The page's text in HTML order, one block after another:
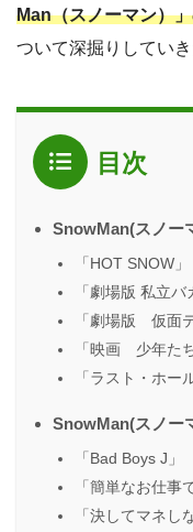
Man（スノーマン）」
ついて深掘りしてい
目次
SnowMan(スノー
「HOT SNOW」
「劇場版 私立バ
「劇場版 仮面
「映画 少年たち
「ラスト・ホー
SnowMan(スノー
「Bad Boys J」
「簡単なお仕事
「決してマネし